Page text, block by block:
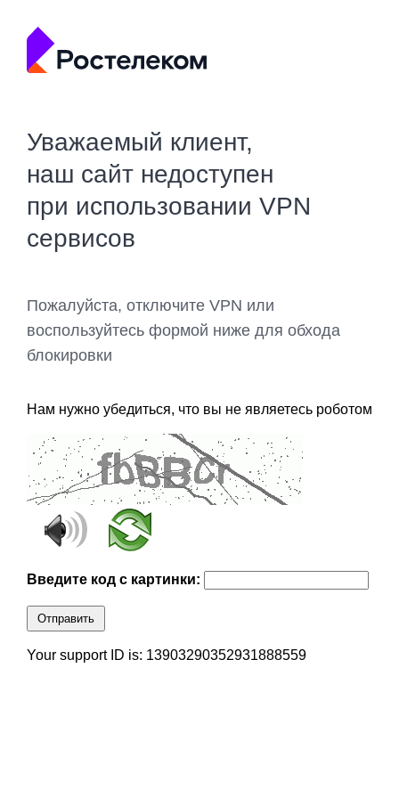
Уважаемый клиент,
наш сайт недоступен
при использовании VPN
сервисов
Пожалуйста, отключите VPN или
воспользуйтесь формой ниже для обхода
блокировки
Нам нужно убедиться, что вы не являетесь роботом
Введите код с картинки:
Отправить
Your support ID is: 13903290352931888559